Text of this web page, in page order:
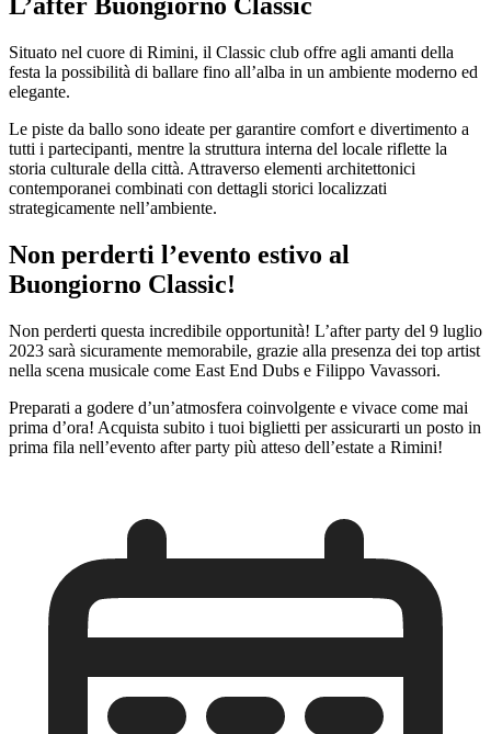
L’after Buongiorno Classic
Situato nel cuore di Rimini, il Classic club offre agli amanti della
festa la possibilità di ballare fino all’alba in un ambiente moderno ed
elegante.
Le piste da ballo sono ideate per garantire comfort e divertimento a
tutti i partecipanti, mentre la struttura interna del locale riflette la
storia culturale della città. Attraverso elementi architettonici
contemporanei combinati con dettagli storici localizzati
strategicamente nell’ambiente.
Non perderti l’evento estivo al
Buongiorno Classic!
Non perderti questa incredibile opportunità! L’after party del 9 luglio
2023 sarà sicuramente memorabile, grazie alla presenza dei top artist
nella scena musicale come East End Dubs e Filippo Vavassori.
Preparati a godere d’un’atmosfera coinvolgente e vivace come mai
prima d’ora! Acquista subito i tuoi biglietti per assicurarti un posto in
prima fila nell’evento after party più atteso dell’estate a Rimini!